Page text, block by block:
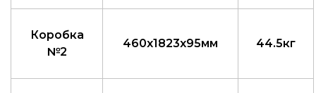
Коробка
№2
460x1823x95мм 44.5кг